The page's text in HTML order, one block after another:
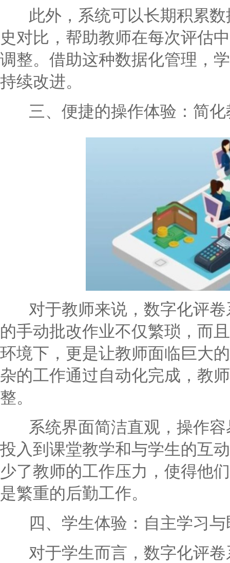
此外，系统可以长期积累数
史对比，帮助教师在每次评估
调整。借助这种数据化管理，
持续改进。
三、便捷的操作体验：简化
对于教师来说，数字化评卷
的手动批改作业不仅繁琐，而
环境下，更是让教师面临巨大
杂的工作通过自动化完成，教
整。
系统界面简洁直观，操作容
投入到课堂教学和与学生的互
少了教师的工作压力，使得他
是繁重的后勤工作。
四、学生体验：自主学习与
对于学生而言，数字化评卷